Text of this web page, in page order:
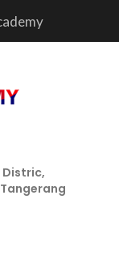
Distric,